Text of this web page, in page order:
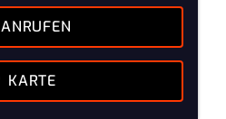
ANRUFEN
KARTE